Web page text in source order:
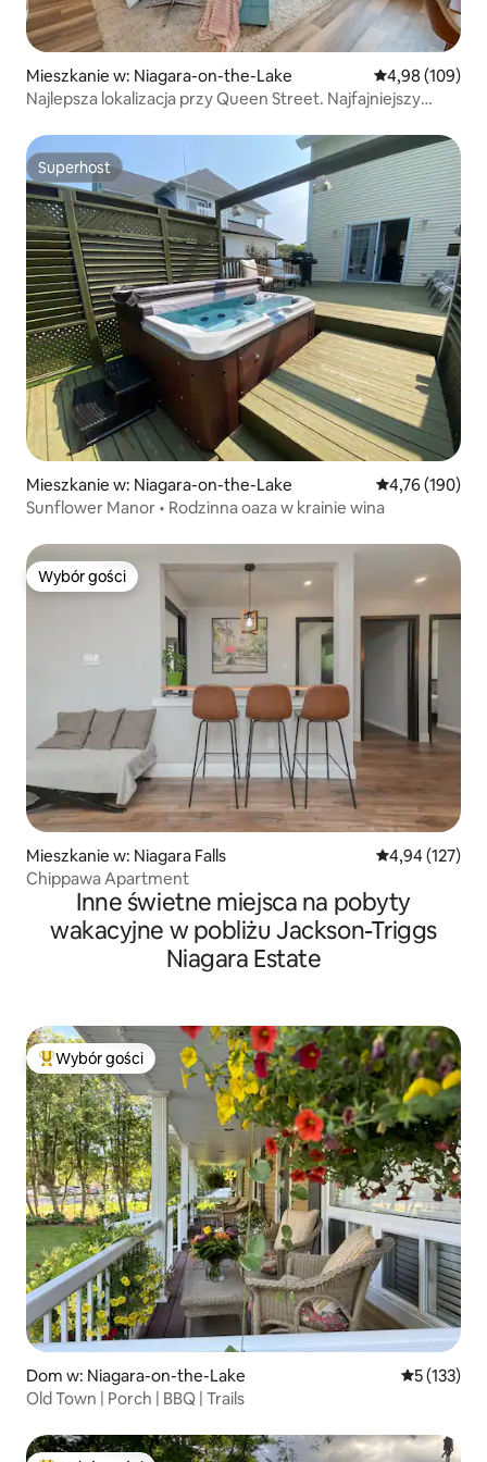
Mieszkanie w: Niagara-on-the-Lake Średnia
4,98 (109)
Najlepsza lokalizacja przy Queen Street. Najfajniejszy
Superhost
Superhost
Mieszkanie w: Niagara-on-the-Lake Średnia
4,76 (190)
Sunflower Manor • Rodzinna oaza w krainie wina
Wybór gości
Wybór gości
Mieszkanie w: Niagara Falls Średnia
4,94 (127)
Chippawa Apartment
Inne świetne miejsca na pobyty
wakacyjne w pobliżu Jackson-Triggs
Niagara Estate
Najpopularniejsze z kategorii Wybór gości
Wybór gości
Dom w: Niagara-on-the-Lake Średnia
5 (133)
Old Town | Porch | BBQ | Trails